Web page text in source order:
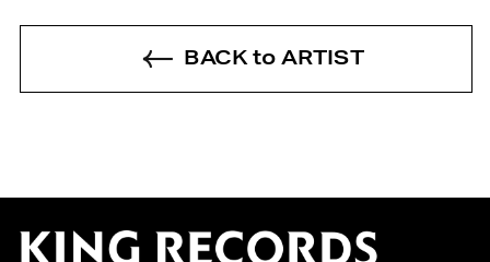
BACK to ARTIST